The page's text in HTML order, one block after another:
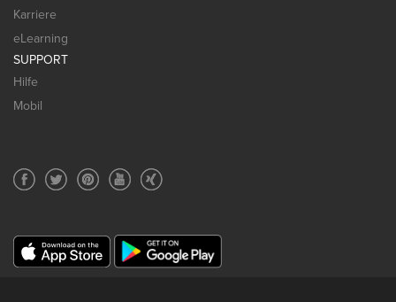
Karriere
eLearning
SUPPORT
Hilfe
Mobil